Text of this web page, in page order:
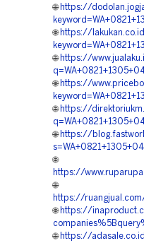
🌐 https://
🌐 https://
🌐 https://
🌐 https://
🌐 https://
🌐 https://
🌐
https://
🌐
https://
🌐 https://
🌐 https://